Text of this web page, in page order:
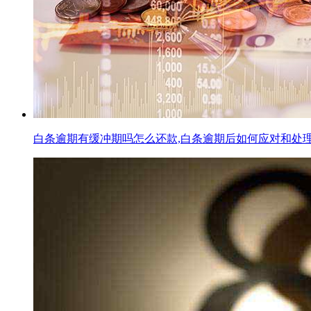
白条逾期有缓冲期吗怎么还款,白条逾期后如何应对和处